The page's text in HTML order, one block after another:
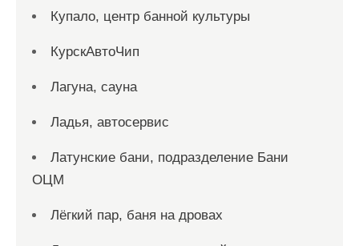
Купало, центр банной культуры
КурскАвтоЧип
Лагуна, сауна
Ладья, автосервис
Латунские бани, подразделение Бани
ОЦМ
Лёгкий пар, баня на дровах